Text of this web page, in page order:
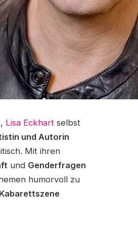
Lisa Eckhart selbst
und Autorin
Mit ihren
und Genderfragen
humorvoll zu